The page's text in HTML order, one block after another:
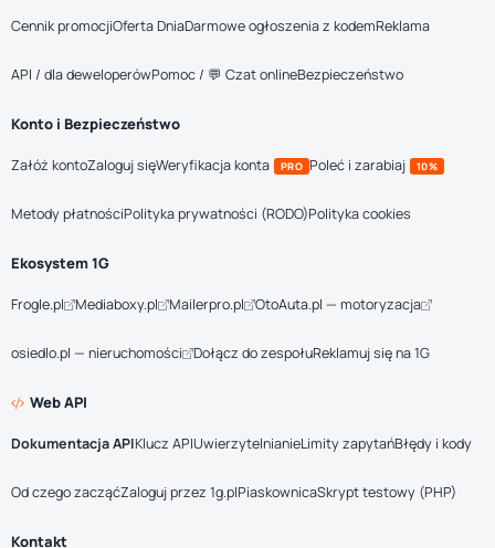
Cennik promocjiOferta DniaDarmowe ogłoszenia z kodemReklama
API / dla deweloperówPomoc / 💬 Czat onlineBezpieczeństwo
Konto i Bezpieczeństwo
Załóż kontoZaloguj sięWeryfikacja konta PRO Poleć i zarabiaj 10%
Metody płatnościPolityka prywatności (RODO)Polityka cookies
Ekosystem 1G
Frogle.pl Mediaboxy.pl Mailerpro.pl OtoAuta.pl — motoryzacja
osiedlo.pl — nieruchomości Dołącz do zespołuReklamuj się na 1G
Web API
Dokumentacja APIKlucz APIUwierzytelnianieLimity zapytańBłędy i kody
Od czego zacząćZaloguj przez 1g.plPiaskownicaSkrypt testowy (PHP)
Kontakt